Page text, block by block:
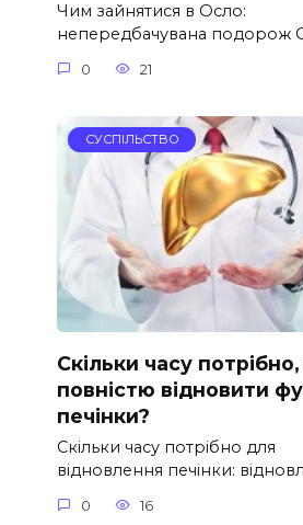
Чим зайнятися в Осло:
непередбачувана подорож
0 21
СУСПІЛЬСТВО
Скільки часу
повністю відновити
печінки?
Скільки часу потрібно для
відновлення печінки:
0 16